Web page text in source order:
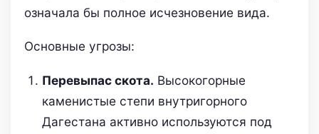
означала бы полное исчезновение вида.
Основные угрозы:
Перевыпас скота. Высокогорные
каменистые степи внутригорного
Дагестана активно используются под